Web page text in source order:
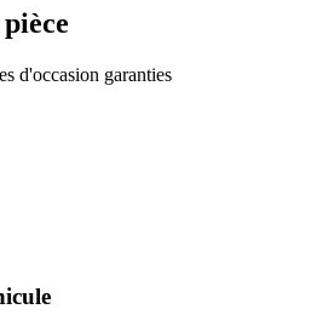
d'occasion garanties